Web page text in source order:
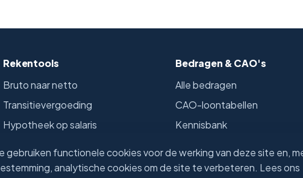
Rekentools
Bruto naar netto
Transitievergoeding
Hypotheek op salaris
Alle rekentools
Bedragen & CAO's
Alle bedragen
CAO-loontabellen
Kennisbank
gebruiken functionele cookies voor de werking van deze site en,
analytische cookies om de site te verbeteren. Lees ons